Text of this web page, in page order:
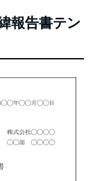
報告書テン